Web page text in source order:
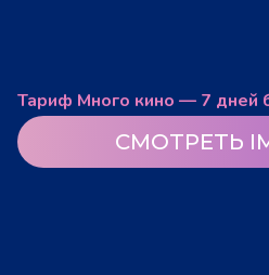
Тариф Много кино — 7 дней
СМОТРЕТЬ